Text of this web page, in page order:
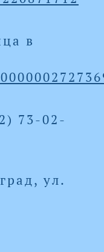
в
73-02-
ул.